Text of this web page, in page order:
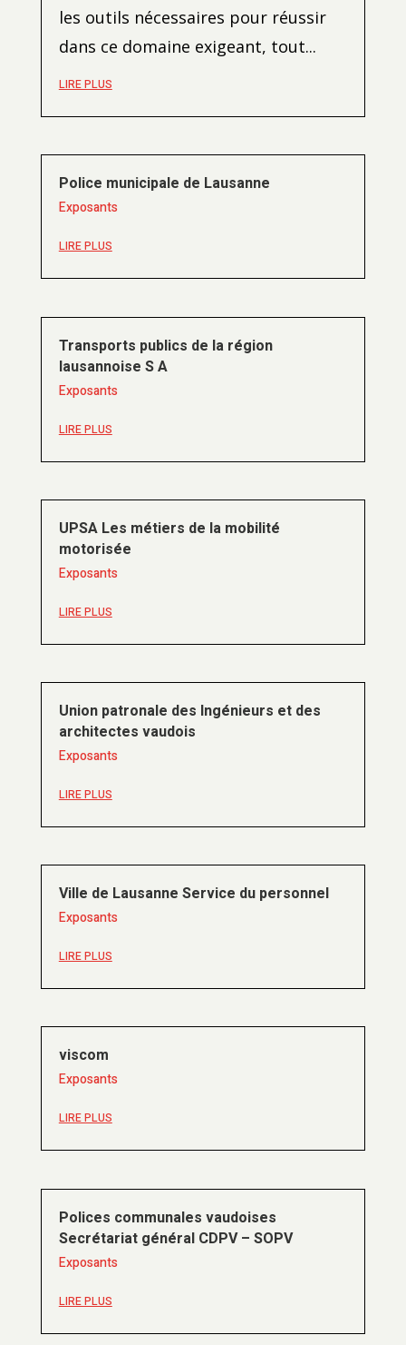
les outils nécessaires pour réussir
dans ce domaine exigeant, tout...
LIRE PLUS
Police municipale de Lausanne
Exposants
LIRE PLUS
Transports publics de la région
lausannoise S A
Exposants
LIRE PLUS
UPSA Les métiers de la mobilité
motorisée
Exposants
LIRE PLUS
Union patronale des Ingénieurs et des
architectes vaudois
Exposants
LIRE PLUS
Ville de Lausanne Service du personnel
Exposants
LIRE PLUS
viscom
Exposants
LIRE PLUS
Polices communales vaudoises
Secrétariat général CDPV – SOPV
Exposants
LIRE PLUS